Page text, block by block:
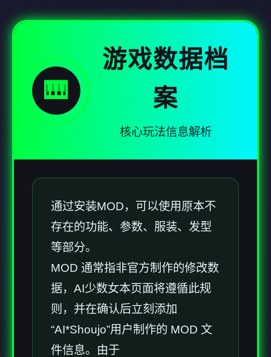
🎹
游戏数据档
案
核心玩法信息解析
通过安装MOD，可以使用原本不
存在的功能、参数、服装、发型
等部分。
MOD 通常指非官方制作的修改数
据，AI少数女本页面将遵循此规
则，并在确认后立刻添加
“AI*Shoujo”用户制作的 MOD 文
件信息。由于